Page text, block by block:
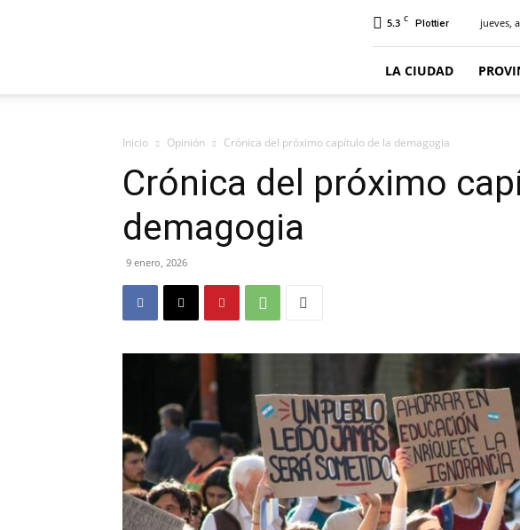
5.3 C Plottier jueves,
LA CIUDAD
Inicio Opinión Crónica del próximo capítulo de la demagogia
Crónica del próximo
demagogia
9 enero, 2026